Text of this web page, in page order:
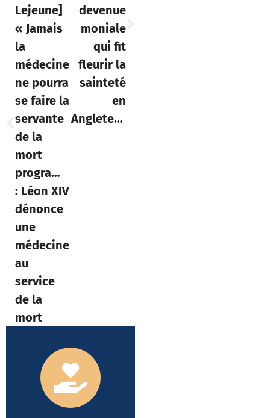
Lejeune]
« Jamais
la
médecine
ne pourra
se faire la
servante
de la
mort
programmée »
: Léon XIV
dénonce
une
médecine
au
service
de la
mort
devenue
moniale
qui fit
fleurir la
sainteté
en
Angleterre